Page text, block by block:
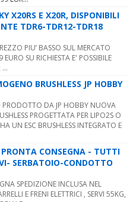
X20RS E X20R, DISPONIBILI
TDR6-TDR12-TDR18
PIU’ BASSO SUL MERCATO
EURO SU RICHIESTA E' POSSIBILE
...
BRUSHLESS JP HOBBY
PRODOTTO DA JP HOBBY NUOVA
PROGETTATA PER LIPO2S O
UN ESC BRUSHLESS INTEGRATO E
CONSEGNA - TUTTI
SERBATOIO-CONDOTTO
SPEDIZIONE INCLUSA NEL
E FRENI ELETTRICI , SERVI 55KG,